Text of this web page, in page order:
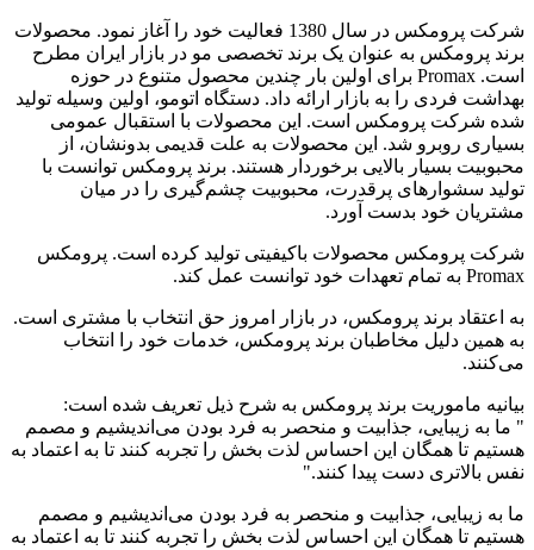
شرکت پرومکس در سال 1380 فعالیت خود را آغاز نمود. محصولات
برند پرومکس به عنوان یک برند تخصصی مو در بازار ایران مطرح
است. Promax برای اولین بار چندین محصول متنوع در حوزه
بهداشت فردی را به بازار ارائه داد. دستگاه اتومو، اولین وسیله تولید
شده شرکت پرومکس است. این محصولات با استقبال عمومی
بسیاری روبرو شد. این محصولات به علت قدیمی بدونشان، از
محبوبیت بسیار بالایی برخوردار هستند. برند پرومکس توانست با
تولید سشوارهای پرقدرت، محبوبیت چشم‌گیری را در میان
مشتریان خود بدست آورد.
شرکت پرومکس محصولات باکیفیتی تولید کرده است. پرومکس
Promax به تمام تعهدات خود توانست عمل کند.
به اعتقاد برند پرومکس، در بازار امروز حق انتخاب با مشتری است.
به همین دلیل مخاطبان برند پرومکس، خدمات خود را انتخاب
می‌کنند.
بیانیه ماموریت برند پرومکس به شرح ذیل تعریف شده است:
" ما به زیبایی، جذابیت و منحصر به فرد بودن می‌اندیشیم و مصمم
هستیم تا همگان این احساس لذت بخش را تجربه کنند تا به اعتماد به
نفس بالاتری دست پیدا کنند."
ما به زیبایی، جذابیت و منحصر به فرد بودن می‌اندیشیم و مصمم
هستیم تا همگان این احساس لذت بخش را تجربه کنند تا به اعتماد به